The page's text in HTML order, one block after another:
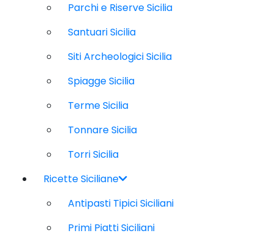
Parchi e Riserve Sicilia
Santuari Sicilia
Siti Archeologici Sicilia
Spiagge Sicilia
Terme Sicilia
Tonnare Sicilia
Torri Sicilia
Ricette Siciliane
Antipasti Tipici Siciliani
Primi Piatti Siciliani